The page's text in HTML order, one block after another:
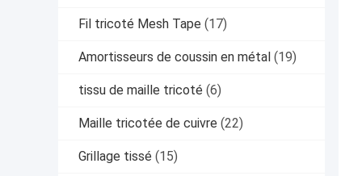
Fil tricoté Mesh Tape (17)
Amortisseurs de coussin en métal (19)
tissu de maille tricoté (6)
Maille tricotée de cuivre (22)
Grillage tissé (15)